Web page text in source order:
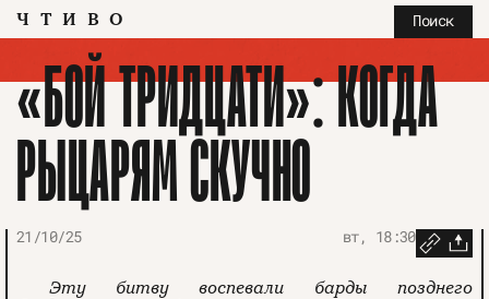
ЧТИВО Поиск
«БОЙ ТРИДЦАТИ»: КОГДА
РЫЦАРЯМ СКУЧНО
21/10/25 вт, 18:30
Эту битву воспевали барды позднего